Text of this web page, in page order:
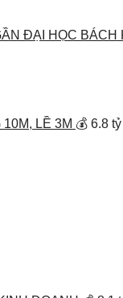
ĐẠI HỌC BÁCH
LỀ 3M 💰 6.8 tỷ